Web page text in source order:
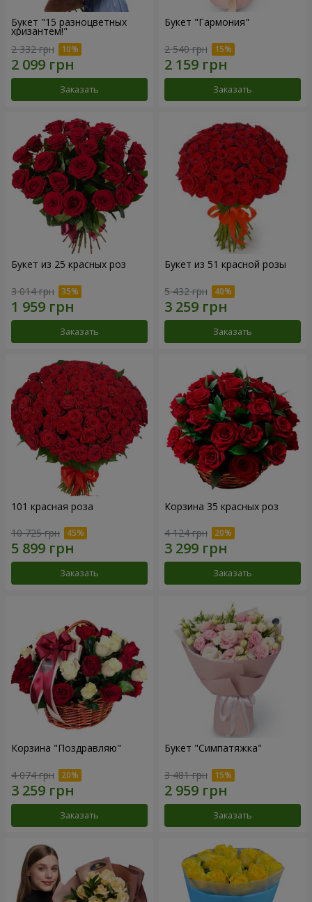
Букет "15 разноцветных
хризантем!"
2 332 грн
Заказать
Букет "Гармония"
2 540 грн
Заказать
Букет из 25 красных роз
3 014 грн
Заказать
Букет из 51 красной розы
5 432 грн
Заказать
101 красная роза
10 725 грн
Заказать
Корзина 35 красных роз
4 124 грн
Заказать
Корзина "Поздравляю"
4 074 грн
Заказать
Букет "Симпатяжка"
3 481 грн
Заказать